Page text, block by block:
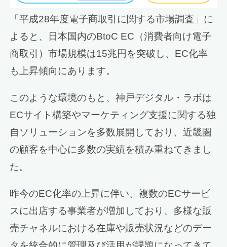
「平成28年度電子商取引に関する市場調査」に
よると、日本国内のBtoC EC（消費者向け電子
商取引）市場規模は15兆円を突破し、EC化率
も上昇傾向にあります。
このような環境のもと、神戸デジタル・ラボは
ECサイト構築やマーケティング支援に関する独
自ソリューションを多数展開しており、近畿圏
の顧客を中心に多数の実績を積み重ねてきまし
た。
昨今のEC化率の上昇に伴い、複数のECサービ
スに出店する事業者が増加しており、多様な販
売チャネルにおける在庫や販売状況などのデー